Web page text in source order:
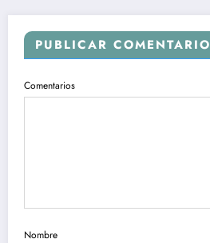
PUBLICAR COMENTARIO
Comentarios
Nombre